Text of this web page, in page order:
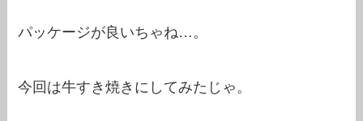
パッケージが良いちゃね…。
今回は牛すき焼きにしてみたじゃ。